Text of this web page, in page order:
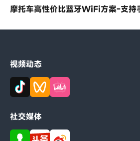
摩托车高性价比蓝牙WiFi方案-支持
视频动态
社交媒体